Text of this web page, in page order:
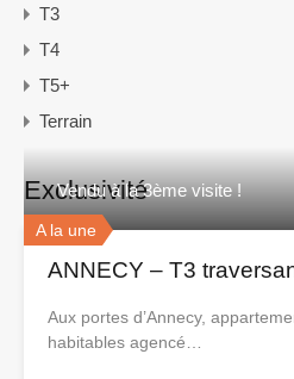
T3
T4
T5+
Terrain
Exclusivité
A la une
Vendu à la 3ème visite !
ANNECY – T3
Aux portes d’Annecy,
habitables agencé…